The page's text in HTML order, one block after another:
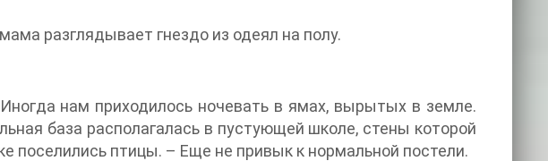
разглядывает гнездо из одеял на полу.
нам приходилось ночевать в ямах, вырытых в земле.
база располагалась в пустующей школе, стены которой
поселились птицы. – Еще не привык к нормальной постели.